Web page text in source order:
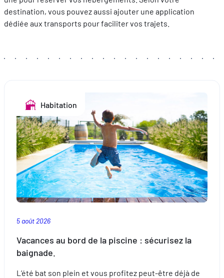
destination, vous pouvez aussi ajouter une application
dédiée aux transports pour faciliter vos trajets.
Habitation
5 août 2026
Vacances au bord de la piscine : sécurisez la
baignade.
L’été bat son plein et vous profitez peut-être déjà de